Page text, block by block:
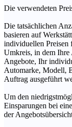
Die verwendeten
Die tatsächlichen
basieren auf
individuellen Preisen
Umkreis, in dem
Angebote, Ihr
Automarke, Modell,
Auftrag ausgeführt
Um den
Einsparungen bei
der